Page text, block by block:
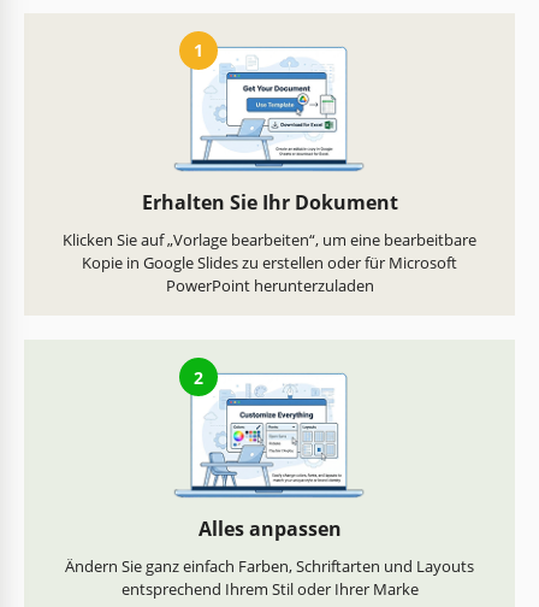
1
Erhalten Sie Ihr Dokument
Klicken Sie auf „Vorlage bearbeiten“, um eine bearbeitbare
Kopie in Google Slides zu erstellen oder für Microsoft
PowerPoint herunterzuladen
2
Alles anpassen
Ändern Sie ganz einfach Farben, Schriftarten und Layouts
entsprechend Ihrem Stil oder Ihrer Marke